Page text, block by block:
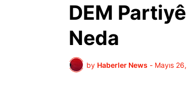
DEM
Neda
by Haberler News - Mayıs